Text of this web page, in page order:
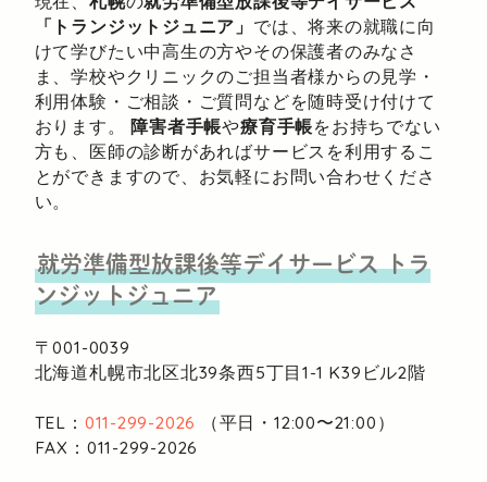
「トランジットジュニア」 では、将来の就職に向
けて学びたい中高生の方やその保護者のみなさ
ま、学校やクリニックのご担当者様からの見学・
利用体験・ご相談・ご質問などを随時受け付けて
おります。障害者手帳や療育手帳をお持ちでない
方も、医師の診断があればサービスを利用するこ
とができますので、お気軽にお問い合わせくださ
い。
就労準備型放課後等デイサービストラ
ンジットジュニア
〒001-0039
北海道札幌市北区北39条西5丁目1-1 K39ビル2階
TEL： 011-299-2026
（平日・12:00〜21:00）
FAX：011-299-2026